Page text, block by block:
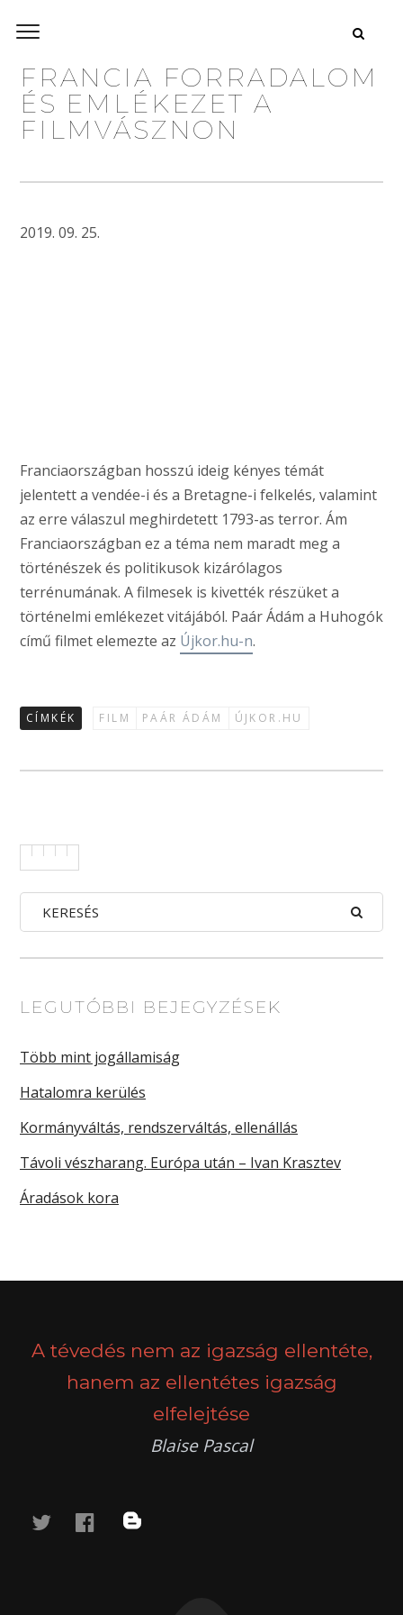
FRANCIA FORRADALOM
ÉS EMLÉKEZET A
FILMVÁSZNON
2019. 09. 25.
Franciaországban hosszú ideig kényes témát
jelentett a vendée-i és a Bretagne-i felkelés, valamint
az erre válaszul meghirdetett 1793-as terror. Ám
Franciaországban ez a téma nem maradt meg a
történészek és politikusok kizárólagos
terrénumának. A filmesek is kivették részüket a
történelmi emlékezet vitájából. Paár Ádám a Huhogók
című filmet elemezte az Újkor.hu-n.
CÍMKÉK FILM PAÁR ÁDÁM ÚJKOR.HU
LEGUTÓBBI BEJEGYZÉSEK
Több mint jogállamiság
Hatalomra kerülés
Kormányváltás, rendszerváltás, ellenállás
Távoli vészharang. Európa után – Ivan Krasztev
Áradások kora
A tévedés nem az igazság ellentéte,
hanem az ellentétes igazság
elfelejtése
Blaise Pascal
twitterfacebook
blog